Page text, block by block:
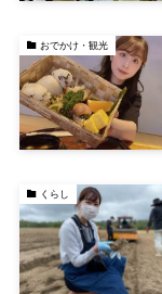
おでかけ・観光
くらし